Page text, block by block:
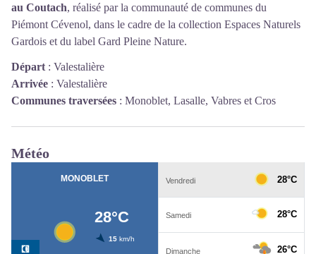
au Coutach, réalisé par la communauté de communes du
Piémont Cévenol, dans le cadre de la collection Espaces Naturels
Gardois et du label Gard Pleine Nature.
Départ : Valestalière
Arrivée : Valestalière
Communes traversées : Monoblet, Lasalle, Vabres et Cros
Météo